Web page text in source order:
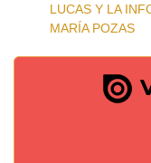
LUCAS Y LA
MARÍA POZAS